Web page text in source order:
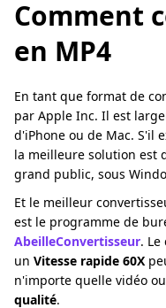
Comment
en MP4
En tant que format de
par Apple Inc. Il est
d'iPhone ou de Mac. S'il
la meilleure solution est
grand public, sous
Et le meilleur
est le programme de
AbeilleConvertisseur.
un Vitesse rapide 60X
n'importe quelle vidéo
qualité.